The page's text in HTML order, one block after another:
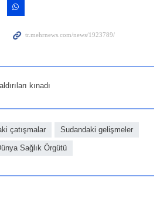
kınadı
çatışmalar Sudandaki gelişmeler
Sağlık Örgütü